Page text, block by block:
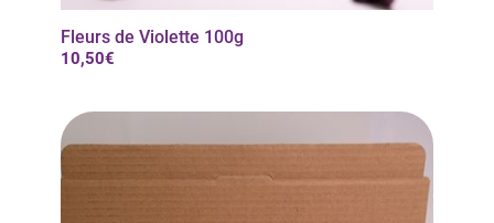
Fleurs de Violette 100g
10,50€